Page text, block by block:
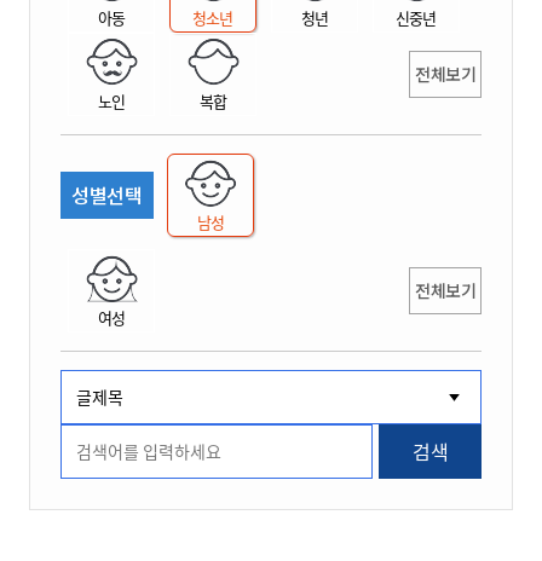
아동 청소년 청년 신중년
노인 복합
전체보기
성별선택
남성
여성
전체보기
검색